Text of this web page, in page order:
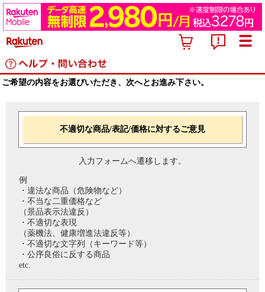
ご希望の内容をお選びいただき、次へとお進み下さい。
不適切な商品/表記/価格に対するご意見
入力フォームへ遷移します。
例
・違法な商品（危険物など）
・不当な二重価格など
（景品表示法違反）
・不適切な表現
（薬機法、健康増進法違反等）
・不適切な文字列（キーワード等）
・公序良俗に反する商品
etc.